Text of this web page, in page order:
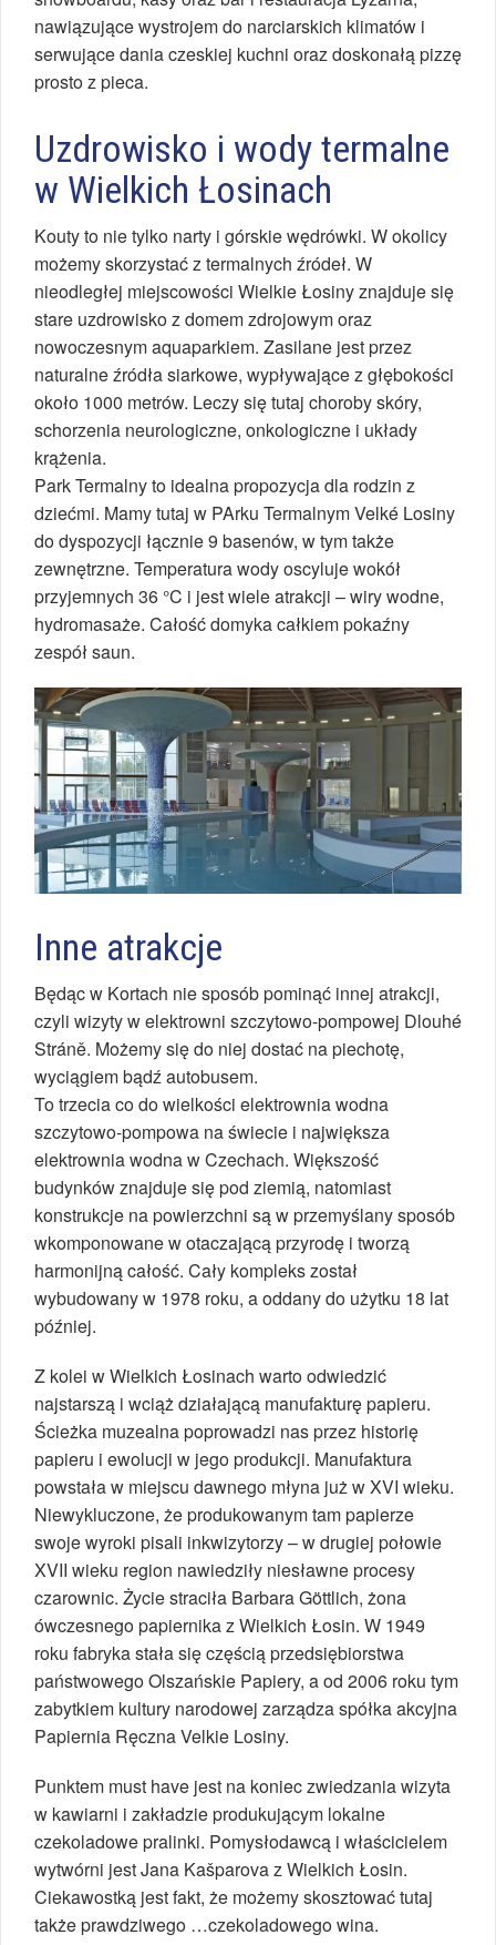
nawiązujące wystrojem do narciarskich klimatów i
serwujące dania czeskiej kuchni oraz doskonałą pizzę
prosto z pieca.
Uzdrowisko i wody termalne
w Wielkich Łosinach
Kouty to nie tylko narty i górskie wędrówki. W okolicy
możemy skorzystać z termalnych źródeł. W
nieodległej miejscowości Wielkie Łosiny znajduje się
stare uzdrowisko z domem zdrojowym oraz
nowoczesnym aquaparkiem. Zasilane jest przez
naturalne źródła siarkowe, wypływające z głębokości
około 1000 metrów. Leczy się tutaj choroby skóry,
schorzenia neurologiczne, onkologiczne i układy
krążenia.
Park Termalny to idealna propozycja dla rodzin z
dziećmi. Mamy tutaj w PArku Termalnym Velké Losiny
do dyspozycji łącznie 9 basenów, w tym także
zewnętrzne. Temperatura wody oscyluje wokół
przyjemnych 36 °C i jest wiele atrakcji – wiry wodne,
hydromasaże. Całość domyka całkiem pokaźny
zespół saun.
Inne atrakcje
Będąc w Kortach nie sposób pominąć innej atrakcji,
czyli wizyty w elektrowni szczytowo-pompowej Dlouhé
Stráně. Możemy się do niej dostać na piechotę,
wyciągiem bądź autobusem.
To trzecia co do wielkości elektrownia wodna
szczytowo-pompowa na świecie i największa
elektrownia wodna w Czechach. Większość
budynków znajduje się pod ziemią, natomiast
konstrukcje na powierzchni są w przemyślany sposób
wkomponowane w otaczającą przyrodę i tworzą
harmonijną całość. Cały kompleks został
wybudowany w 1978 roku, a oddany do użytku 18 lat
później.
Z kolei w Wielkich Łosinach warto odwiedzić
najstarszą i wciąż działającą manufakturę papieru.
Ścieżka muzealna poprowadzi nas przez historię
papieru i ewolucji w jego produkcji. Manufaktura
powstała w miejscu dawnego młyna już w XVI wieku.
Niewykluczone, że produkowanym tam papierze
swoje wyroki pisali inkwizytorzy – w drugiej połowie
XVII wieku region nawiedziły niesławne procesy
czarownic. Życie straciła Barbara Göttlich, żona
ówczesnego papiernika z Wielkich Łosin. W 1949
roku fabryka stała się częścią przedsiębiorstwa
państwowego Olszańskie Papiery, a od 2006 roku tym
zabytkiem kultury narodowej zarządza spółka akcyjna
Papiernia Ręczna Velkie Losiny.
Punktem must have jest na koniec zwiedzania wizyta
w kawiarni i zakładzie produkującym lokalne
czekoladowe pralinki. Pomysłodawcą i właścicielem
wytwórni jest Jana Kašparova z Wielkich Łosin.
Ciekawostką jest fakt, że możemy skosztować tutaj
także prawdziwego …czekoladowego wina.